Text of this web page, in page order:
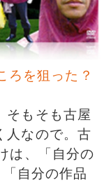
ろを狙った？
そもそも古屋
人なので。古
は、「自分の
自分の作品